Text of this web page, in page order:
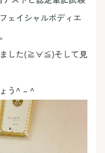
ェイシャルボディエ
ました(≧∀≦)そして見
う^ – ^